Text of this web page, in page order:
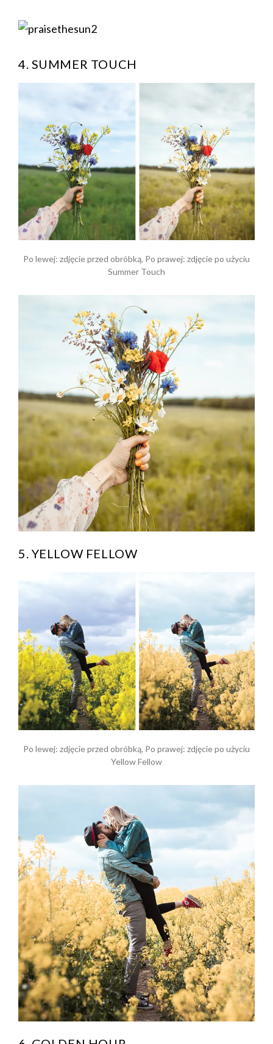
4. SUMMER TOUCH
Po lewej: zdjęcie przed obróbką, Po prawej: zdjęcie po użyciu
Summer Touch
5. YELLOW FELLOW
Po lewej: zdjęcie przed obróbką, Po prawej: zdjęcie po użyciu
Yellow Fellow